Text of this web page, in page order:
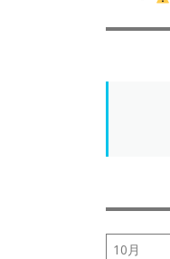
10月